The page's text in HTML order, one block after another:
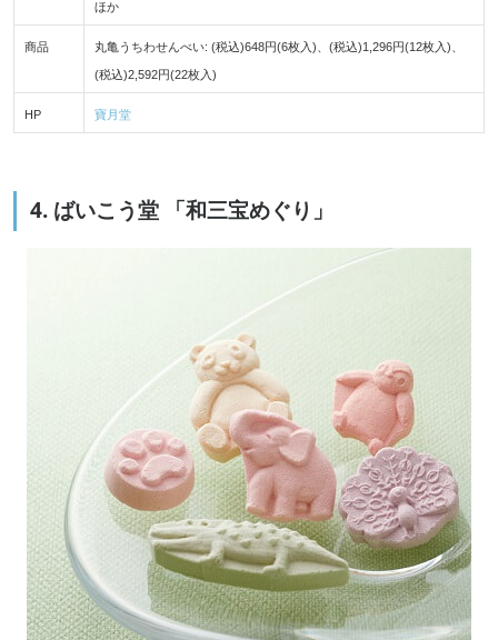
ほか
商品 丸亀うちわせんべい: (税込)648円(6枚入)、(税込)1,296円(12枚入)、
(税込)2,592円(22枚入)
HP 寶月堂
4. ばいこう堂 「和三宝めぐり」